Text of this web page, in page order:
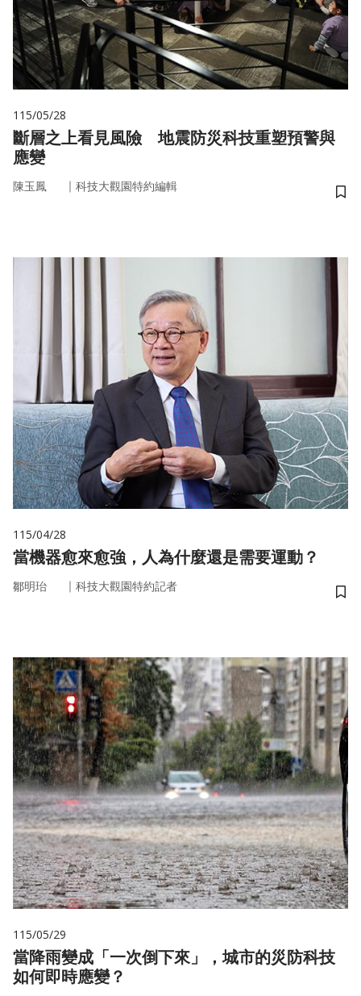
115/05/28
斷層之上看見風險 地震防災科技重塑預警與
應變
陳玉鳳 ｜ 科技大觀園特約編輯
儲
115/04/28
當機器愈來愈強，人為什麼還是需要運動？
鄒明珆 ｜ 科技大觀園特約記者
儲
115/05/29
當降雨變成「一次倒下來」，城市的災防科技
如何即時應變？